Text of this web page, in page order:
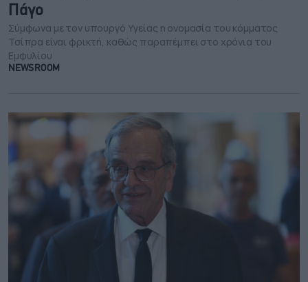
Πάγο
Σύμφωνα με τον υπουργό Υγείας η ονομασία του κόμματος
Τσίπρα είναι φρικτή, καθώς παραπέμπει στο χρόνια του
Εμφυλίου
NEWSROOM